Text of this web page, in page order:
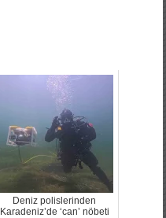
Deniz polislerinden
Karadeniz’de ‘can’ nöbeti